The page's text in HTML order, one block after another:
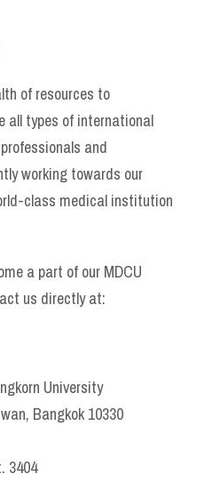
of resources to
types of international
and
working towards our
class medical institution
a part of our MDCU
us directly at:
University
Bangkok 10330